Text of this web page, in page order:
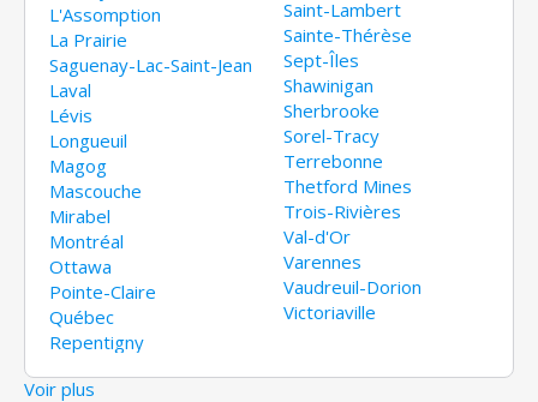
L'Assomption
La Prairie
Saguenay-Lac-Saint-Jean
Laval
Lévis
Longueuil
Magog
Mascouche
Mirabel
Montréal
Ottawa
Pointe-Claire
Québec
Repentigny
Saint-Lambert
Sainte-Thérèse
Sept-Îles
Shawinigan
Sherbrooke
Sorel-Tracy
Terrebonne
Thetford Mines
Trois-Rivières
Val-d'Or
Varennes
Vaudreuil-Dorion
Victoriaville
Voir plus